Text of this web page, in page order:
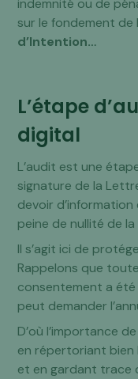
indemnité ou de
sur le fondement
d’Intention…
L’étape
digital
L’audit est une
signature de la
devoir
peine de nullité de
Il s’agit ici de
Rappelons que
consentement a été
peut demander
D’où l’importance
en répertoriant bien
et en gardant trace